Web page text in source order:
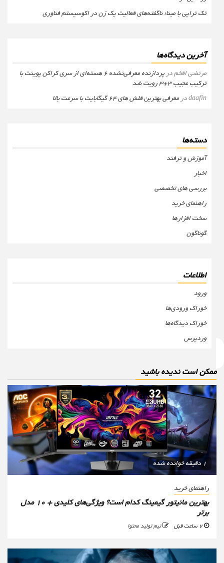
تک تراپی با مینا؛ ناگفته‌های فعالیت یک زن در اکوسیستم فناوری
آخرین دیدگاه‌ها
مرتضی افخمدر
پردازنده معرفی‌نشده 6 هسته‌ای از سری کراکن پوینت با
ترکیب عجیب 3+3 رویت شد
daafinدرمعرفی بهترین فلش های 64 گیگابایت با سرعت بالا
دسته‌ها
آموزش و ترفند
اخبار
بررسی های تخصصی
راهنمای خرید
سخت افزارها
گوناگون
اطلاعات
ورود
خوراک ورودی‌ها
خوراک دیدگاه‌ها
وردپرس
است ندیده باشید
1 دقیقه خوانده شده
راهنمای خرید
بهترین مانیتور گیمینگ کدام است؟ ویژگی‌های کلیدی + 10 مدل
برتر
تیم تولید محتوا